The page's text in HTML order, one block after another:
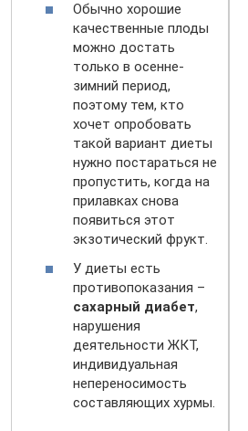
Обычно хорошие
качественные плоды
можно достать
только в осенне-
зимний период,
поэтому тем, кто
хочет опробовать
такой вариант диеты
нужно постараться не
пропустить, когда на
прилавках снова
появиться этот
экзотический фрукт.
У диеты есть
противопоказания –
сахарный диабет,
нарушения
деятельности ЖКТ,
индивидуальная
непереносимость
составляющих хурмы.